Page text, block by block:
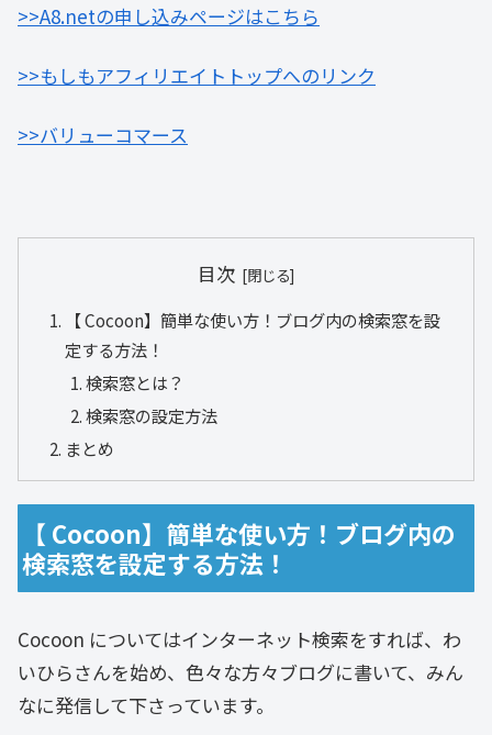
>>A8.netの申し込みページはこちら
>>もしもアフィリエイトトップへのリンク
>>バリューコマース
目次
【 Cocoon】簡単な使い方！ブログ内の検索窓を設
定する方法！
検索窓とは？
検索窓の設定方法
まとめ
【 Cocoon】簡単な使い方！ブログ内の
検索窓を設定する方法！
Cocoon についてはインターネット検索をすれば、わ
いひらさんを始め、色々な方々ブログに書いて、みん
なに発信して下さっています。